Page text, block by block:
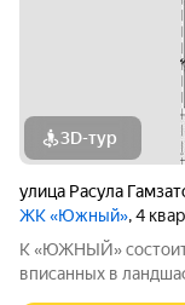
3D-тур
улица Расула
ЖК «Южный», 4
К «ЮЖНЫЙ» состоит
вписанных в